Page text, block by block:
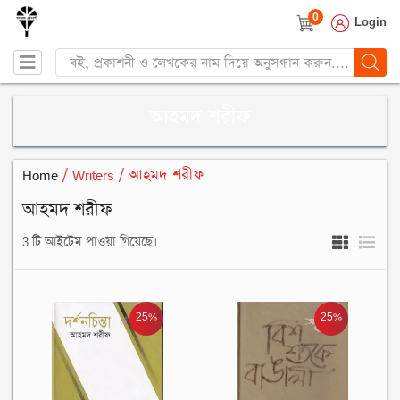
0 Login
Products
search
Home / Writers / আহমদ শরীফ
আহমদ শরীফ
3 টি আইটেম পাওয়া গিয়েছে।
25% 25%